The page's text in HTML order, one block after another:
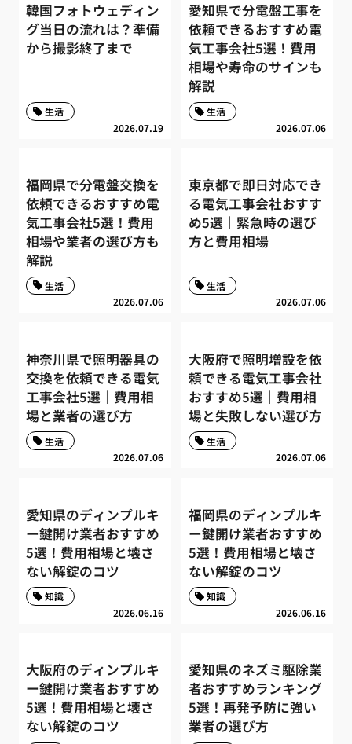
韓国フォトウェディン
グ当日の流れは？準備
から撮影終了まで
2026.07.19
生活
愛知県で分電盤工事を
依頼できるおすすめ電
気工事会社5選！費用
相場や寿命のサインも
解説
2026.07.06
生活
福岡県で分電盤交換を
依頼できるおすすめ電
気工事会社5選！費用
相場や業者の選び方も
解説
2026.07.06
生活
東京都で即日対応でき
る電気工事会社おすす
め5選｜緊急時の選び
方と費用相場
2026.07.06
生活
神奈川県で照明器具の
交換を依頼できる電気
工事会社5選｜費用相
場と業者の選び方
2026.07.06
生活
大阪府で照明増設を依
頼できる電気工事会社
おすすめ5選｜費用相
場と失敗しない選び方
2026.07.06
生活
愛知県のディンプルキ
ー鍵開け業者おすすめ
5選！費用相場と壊さ
ない解錠のコツ
2026.06.16
知識
福岡県のディンプルキ
ー鍵開け業者おすすめ
5選！費用相場と壊さ
ない解錠のコツ
2026.06.16
知識
大阪府のディンプルキ
ー鍵開け業者おすすめ
5選！費用相場と壊さ
ない解錠のコツ
愛知県のネズミ駆除業
者おすすめランキング
5選！再発予防に強い
業者の選び方